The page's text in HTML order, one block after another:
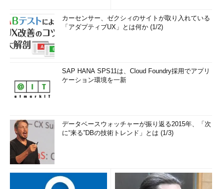
カーセンサー、ゼクシィのサイトが取り入れている
「アダプティブUX」とは何か (1/2)
SAP HANA SPS11は、Cloud Foundry採用でアプリ
ケーション環境を一新
データベースウォッチャーが振り返る2015年、「次
に“来る”DBの技術トレンド」とは (1/3)